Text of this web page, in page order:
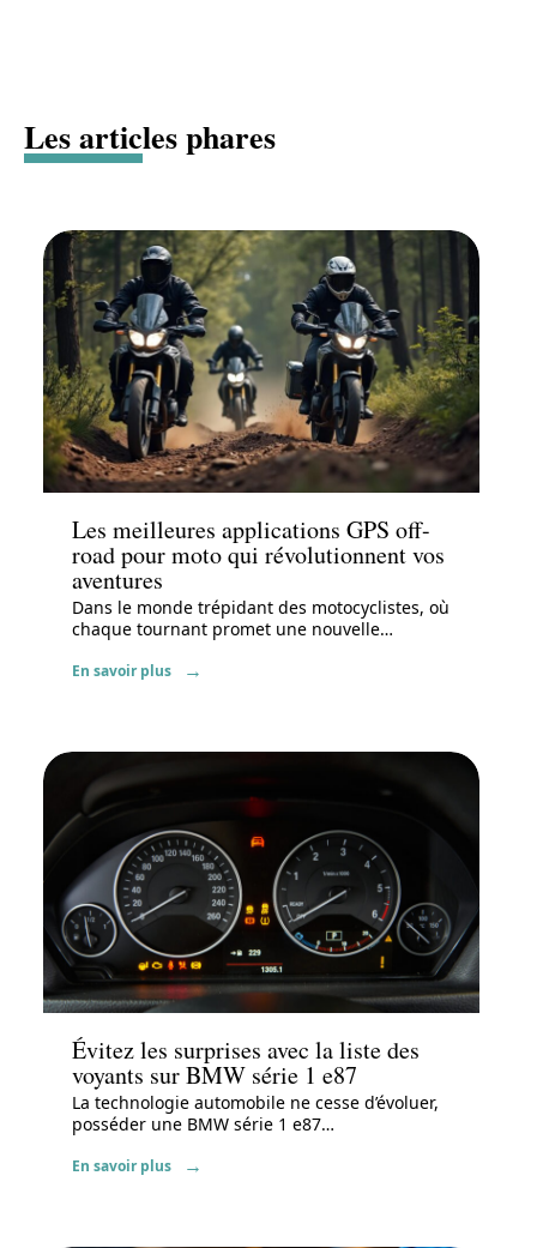
Les articles phares
Actu
Les meilleures applications GPS off-
road pour moto qui révolutionnent vos
aventures
Dans le monde trépidant des motocyclistes, où
chaque tournant promet une nouvelle…
En savoir plus
Évitez les surprises avec la liste des
voyants sur BMW série 1 e87
La technologie automobile ne cesse d’évoluer,
posséder une BMW série 1 e87…
En savoir plus